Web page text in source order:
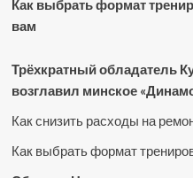
Как выбрать формат
вам
Трёхкратный обладатель
возглавил минское
Как снизить расходы на
Как выбрать формат